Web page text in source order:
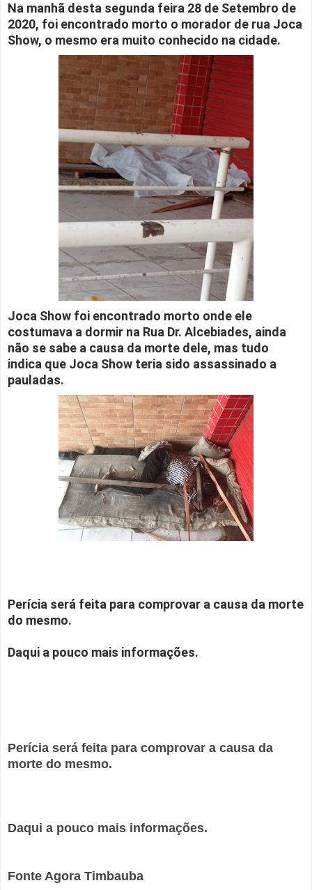
Na manhã desta segunda feira 28 de Setembro de
2020, foi encontrado morto o morador de rua Joca
Show, o mesmo era muito conhecido na cidade.
Joca Show foi encontrado morto onde ele
costumava a dormir na Rua Dr. Alcebiades, ainda
não se sabe a causa da morte dele, mas tudo
indica que Joca Show teria sido assassinado a
pauladas.
Perícia será feita para comprovar a causa da morte
do mesmo.
Daqui a pouco mais informações.
Perícia será feita para comprovar a causa da
morte do mesmo.
Daqui a pouco mais informações.
Fonte Agora Timbauba